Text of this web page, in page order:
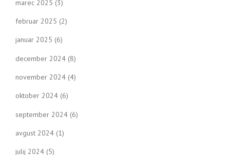
marec 2025 (3)
februar 2025 (2)
januar 2025 (6)
december 2024 (8)
november 2024 (4)
oktober 2024 (6)
september 2024 (6)
avgust 2024 (1)
julij 2024 (5)